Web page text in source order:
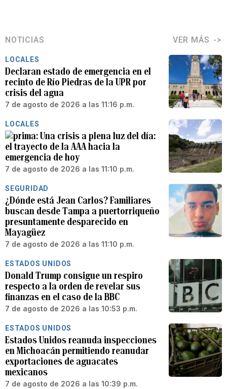
NOTICIAS VER MÁS
LOCALES
Declaran estado de emergencia en el
recinto de Río Piedras de la UPR por
crisis del agua
7 de agosto de 2026 a las 11:16 p.m.
LOCALES
Una crisis a plena luz del día:
el trayecto de la AAA hacia la
emergencia de hoy
7 de agosto de 2026 a las 11:10 p.m.
SEGURIDAD
¿Dónde está Jean Carlos? Familiares
buscan desde Tampa a puertorriqueño
presuntamente desparecido en
Mayagüez
7 de agosto de 2026 a las 11:10 p.m.
ESTADOS UNIDOS
Donald Trump consigue un respiro
respecto a la orden de revelar sus
finanzas en el caso de la BBC
7 de agosto de 2026 a las 10:53 p.m.
ESTADOS UNIDOS
Estados Unidos reanuda inspecciones
en Michoacán permitiendo reanudar
exportaciones de aguacates
mexicanos
7 de agosto de 2026 a las 10:39 p.m.